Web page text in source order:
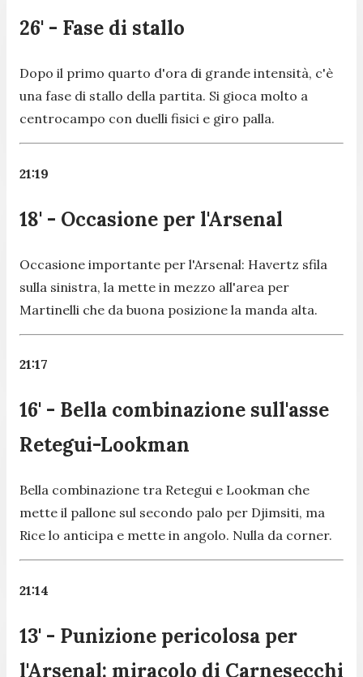
26' - Fase di stallo
Dopo il primo quarto d'ora di grande intensità, c'è
una fase di stallo della partita. Si gioca molto a
centrocampo con duelli fisici e giro palla.
21:19
18' - Occasione per l'Arsenal
Occasione importante per l'Arsenal: Havertz sfila
sulla sinistra, la mette in mezzo all'area per
Martinelli che da buona posizione la manda alta.
21:17
16' - Bella combinazione sull'asse
Retegui-Lookman
Bella combinazione tra Retegui e Lookman che
mette il pallone sul secondo palo per Djimsiti, ma
Rice lo anticipa e mette in angolo. Nulla da corner.
21:14
13' - Punizione pericolosa per
l'Arsenal: miracolo di Carnesecchi